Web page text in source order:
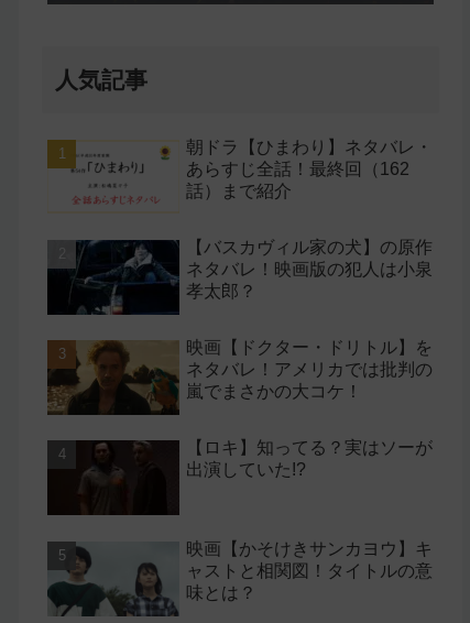
人気記事
朝ドラ【ひまわり】ネタバレ・
あらすじ全話！最終回（162
話）まで紹介
【バスカヴィル家の犬】の原作
ネタバレ！映画版の犯人は小泉
孝太郎？
映画【ドクター・ドリトル】を
ネタバレ！アメリカでは批判の
嵐でまさかの大コケ！
【ロキ】知ってる？実はソーが
出演していた!?
映画【かそけきサンカヨウ】キ
ャストと相関図！タイトルの意
味とは？